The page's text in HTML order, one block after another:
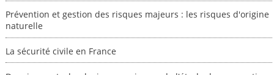
Prévention et gestion des risques majeurs : les risques d'origine
naturelle
La sécurité civile en France